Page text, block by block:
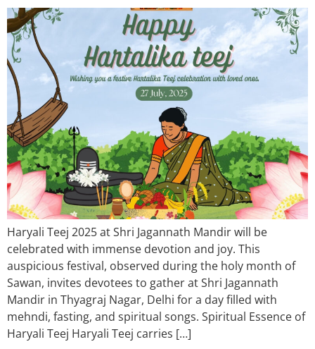
Haryali Teej 2025 at Shri Jagannath Mandir will be
celebrated with immense devotion and joy. This
auspicious festival, observed during the holy month of
Sawan, invites devotees to gather at Shri Jagannath
Mandir in Thyagraj Nagar, Delhi for a day filled with
mehndi, fasting, and spiritual songs. Spiritual Essence of
Haryali Teej Haryali Teej carries […]